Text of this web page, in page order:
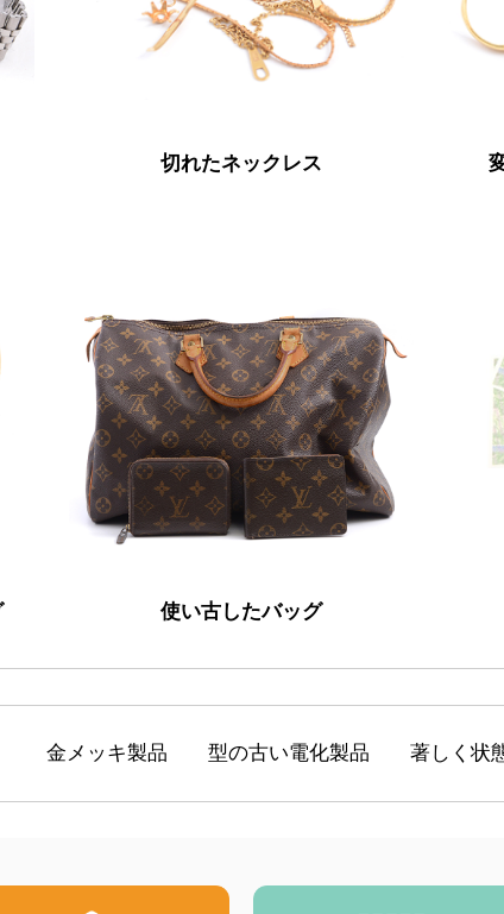
切れたネックレス
使い古したバッグ
金メッキ製品 型の古い電化製品 著しく状